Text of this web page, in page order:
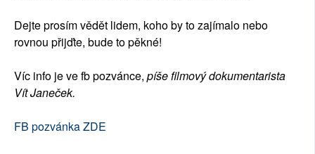
Dejte prosím vědět lidem, koho by to zajímalo nebo
rovnou přijďte, bude to pěkné!
Víc info je ve fb pozvánce, píše filmový dokumentarista
Vít Janeček.
FB pozvánka ZDE